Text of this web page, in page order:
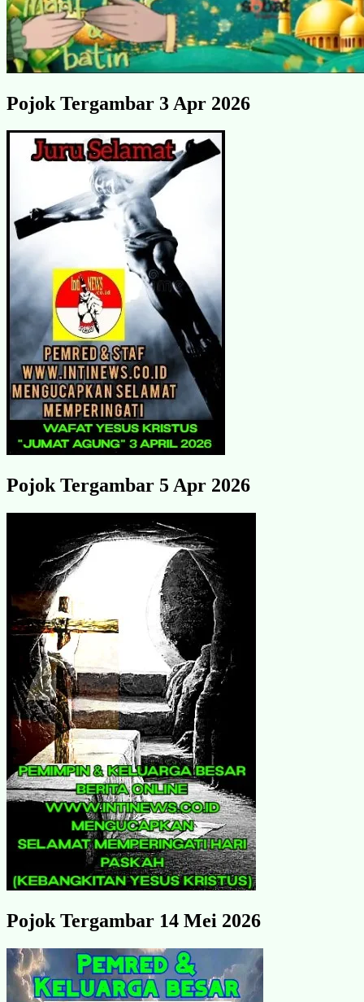
Pojok Tergambar 3 Apr 2026
Pojok Tergambar 5 Apr 2026
Pojok Tergambar 14 Mei 2026